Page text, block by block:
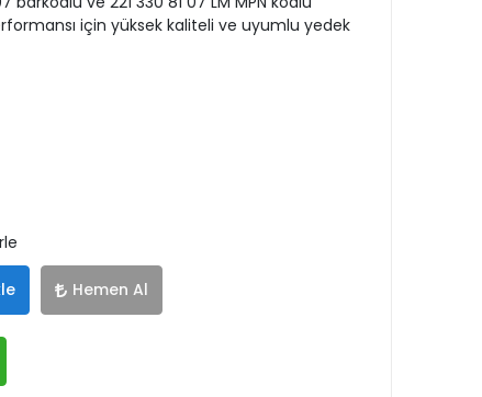
için yüksek kaliteli ve uyumlu yedek
Hemen Al